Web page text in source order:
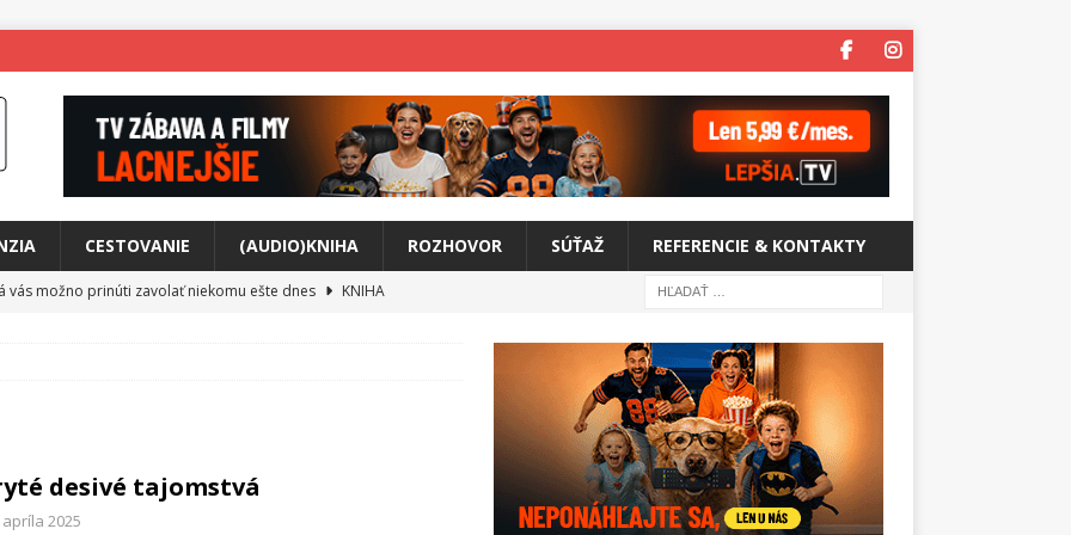
CESTOVANIE (AUDIO)KNIHA ROZHOVOR SÚŤAŽ REFERENCIE & KONTAKTY
vás možno prinúti zavolať niekomu ešte dnes
KNIHA
svet plný tajomstiev
FILM
desivé tajomstvá
apríla 2025